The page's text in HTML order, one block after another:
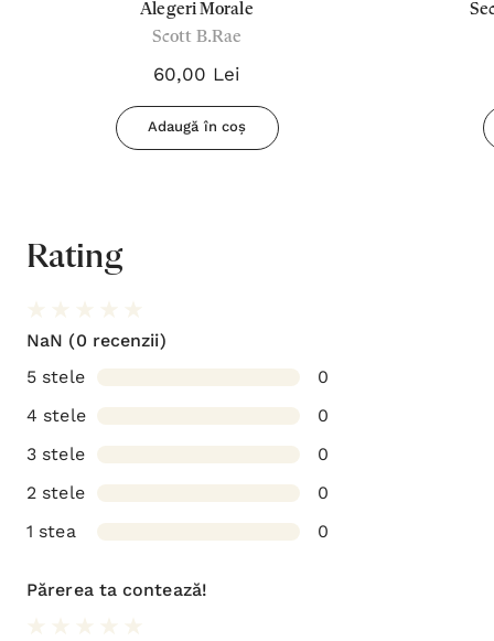
Alegeri Morale
Scott B.Rae
60,00 Lei
Adaugă în coș
Rating
NaN (0 recenzii)
5 stele
0
4 stele
0
3 stele
0
2 stele
0
1 stea
0
Părerea ta contează!